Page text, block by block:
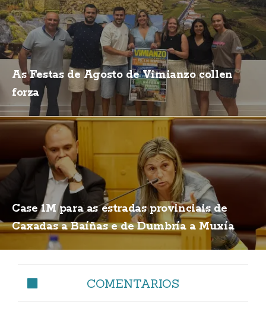
As Festas de Agosto de Vimianzo collen
forza
Case 1M para as estradas provinciais de
Caxadas a Baíñas e de Dumbría a Muxía
COMENTARIOS